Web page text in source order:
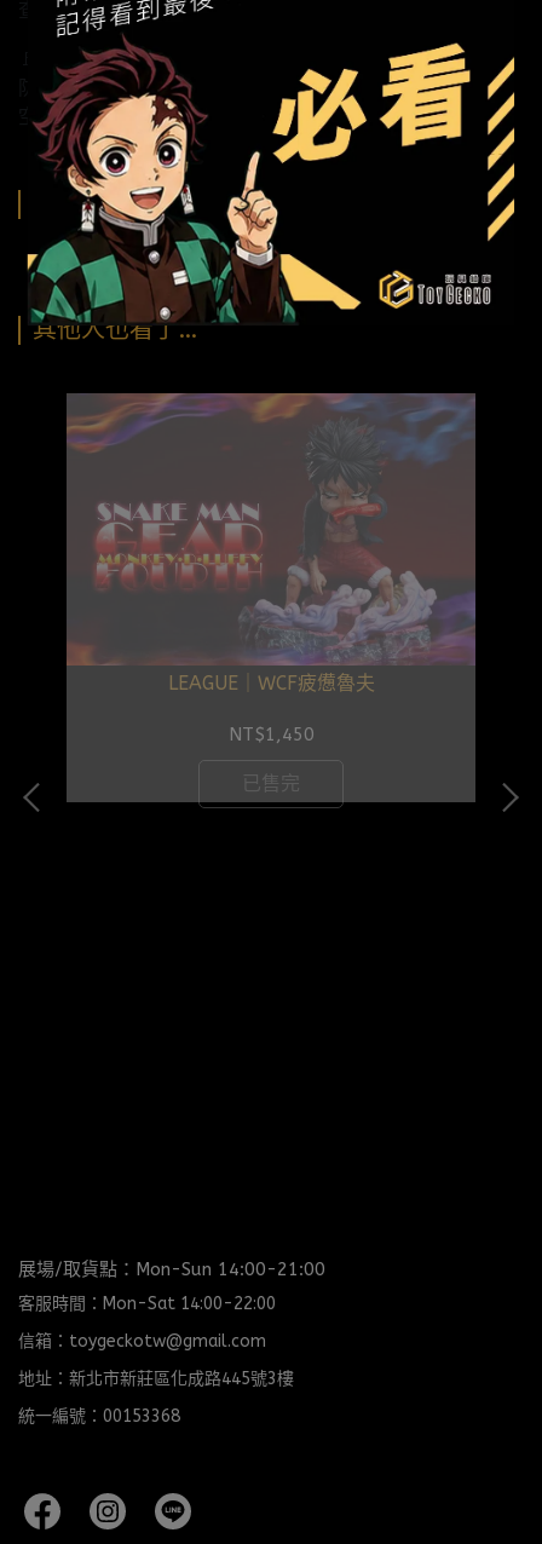
查看最新預購商品：https://reurl.cc/E2qL2A
🚩TOYER複合式展間《玩具給庫》
防疫因應措施：https://reurl.cc/L0vZRL
空間租賃說明：https://reurl.cc/kV43Zq
購買須知
其他人也看了…
LEAGUE｜WCF疲憊魯夫
NT$1,450
已售完
展場/取貨點：Mon-Sun 14:00-21:00
客服時間：Mon-Sat 14:00-22:00
信箱：toygeckotw@gmail.com
地址：新北市新莊區化成路445號3樓
統一編號：00153368